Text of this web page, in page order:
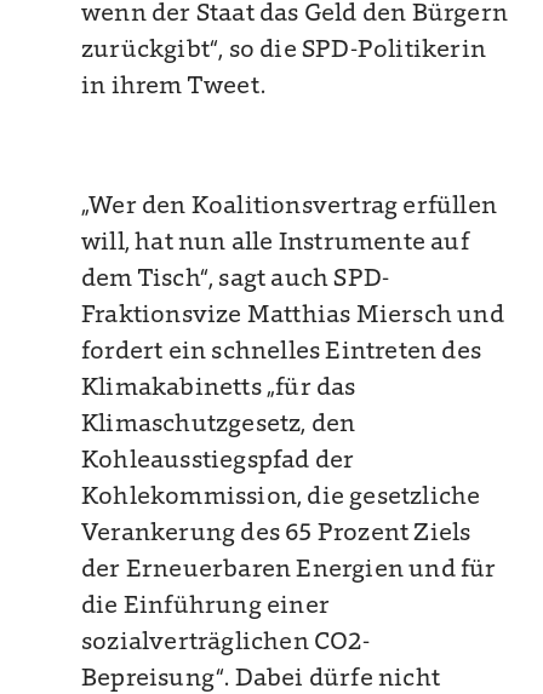
wenn der Staat das Geld den Bürgern
zurückgibt“, so die SPD-Politikerin
in ihrem Tweet.
„Wer den Koalitionsvertrag erfüllen
will, hat nun alle Instrumente auf
dem Tisch“, sagt auch SPD-
Fraktionsvize Matthias Miersch und
fordert ein schnelles Eintreten des
Klimakabinetts „für das
Klimaschutzgesetz, den
Kohleausstiegspfad der
Kohlekommission, die gesetzliche
Verankerung des 65 Prozent Ziels
der Erneuerbaren Energien und für
die Einführung einer
sozialverträglichen CO2-
Bepreisung“. Dabei dürfe nicht